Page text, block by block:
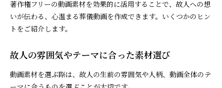
著作権フリーの動画素材を効果的に活用することで、故人への想
いが伝わる、心温まる葬儀動画を作成できます。いくつかのヒン
トをご紹介します。
故人の雰囲気やテーマに合った素材選び
動画素材を選ぶ際は、故人の生前の雰囲気や人柄、動画全体のテ